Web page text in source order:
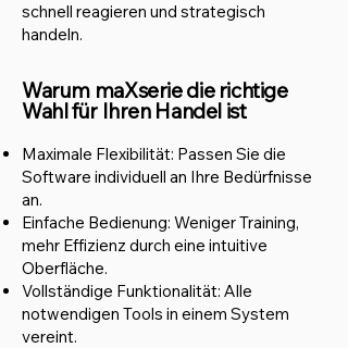
schnell reagieren und strategisch
handeln.
Warum maXserie die richtige
Wahl für Ihren Handel ist
Maximale Flexibilität: Passen Sie die
Software individuell an Ihre Bedürfnisse
an.
Einfache Bedienung: Weniger Training,
mehr Effizienz durch eine intuitive
Oberfläche.
Vollständige Funktionalität: Alle
notwendigen Tools in einem System
vereint.